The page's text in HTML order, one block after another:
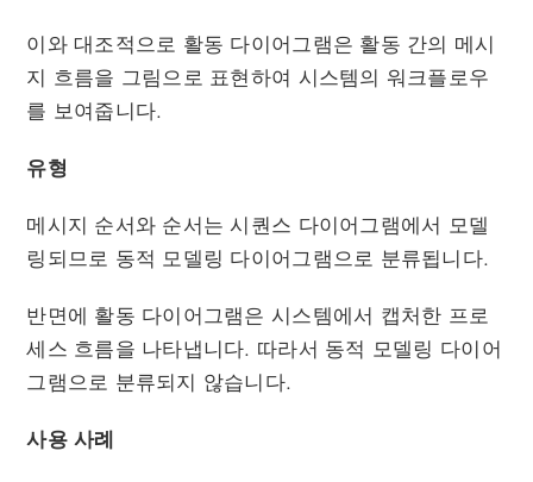
이와 대조적으로 활동 다이어그램은 활동 간의 메시
지 흐름을 그림으로 표현하여 시스템의 워크플로우
를 보여줍니다.
유형
메시지 순서와 순서는 시퀀스 다이어그램에서 모델
링되므로 동적 모델링 다이어그램으로 분류됩니다.
반면에 활동 다이어그램은 시스템에서 캡처한 프로
세스 흐름을 나타냅니다. 따라서 동적 모델링 다이어
그램으로 분류되지 않습니다.
사용 사례